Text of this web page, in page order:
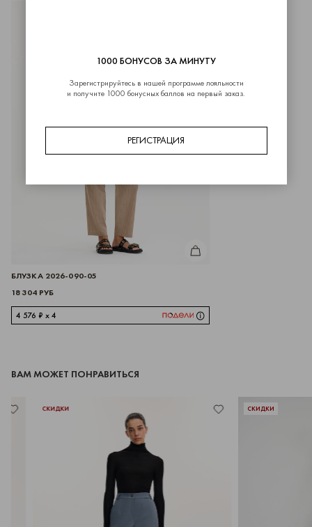
1000 БОНУСОВ ЗА МИНУТУ
Зарегистрируйтесь в нашей программе лояльности
и получите 1000 бонусных баллов на первый заказ.
РЕГИСТРАЦИЯ
КУПИТЬ
БЛУЗКА 2026-090-05
18 304 РУБ
4 576 ₽ x 4
ВАМ МОЖЕТ ПОНРАВИТЬСЯ
СКИДКИ СКИДКИ